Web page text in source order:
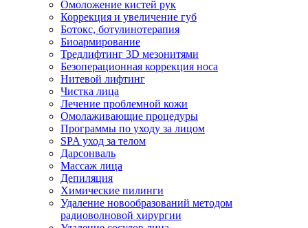
Омоложение кистей рук
Коррекция и увеличение губ
Ботокс, ботулинотерапия
Биоармирование
Тредлифтинг 3D мезонитями
Безоперационная коррекция носа
Нитевой лифтинг
Чистка лица
Лечение проблемной кожи
Омолаживающие процедуры
Программы по уходу за лицом
SPA уход за телом
Дарсонваль
Массаж лица
Депиляция
Химические пилинги
Удаление новообразований методом
радиоволновой хирургии